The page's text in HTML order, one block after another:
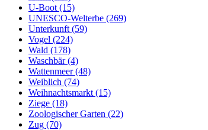
U-Boot (15)
UNESCO-Welterbe (269)
Unterkunft (59)
Vogel (224)
Wald (178)
Waschbär (4)
Wattenmeer (48)
Weiblich (74)
Weihnachtsmarkt (15)
Ziege (18)
Zoologischer Garten (22)
Zug (70)